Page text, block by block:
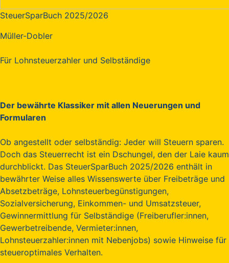
SteuerSparBuch 2025/2026
Müller-Dobler
Für Lohnsteuerzahler und Selbständige
Der bewährte Klassiker mit allen Neuerungen und
Formularen
Ob angestellt oder selbständig: Jeder will Steuern sparen.
Doch das Steuerrecht ist ein Dschungel, den der Laie kaum
durchblickt. Das SteuerSparBuch 2025/2026 enthält in
bewährter Weise alles Wissenswerte über Freibeträge und
Absetzbeträge, Lohnsteuerbegünstigungen,
Sozialversicherung, Einkommen- und Umsatzsteuer,
Gewinnermittlung für Selbständige (Freiberufler:innen,
Gewerbetreibende, Vermieter:innen,
Lohnsteuerzahler:innen mit Nebenjobs) sowie Hinweise für
steueroptimales Verhalten.